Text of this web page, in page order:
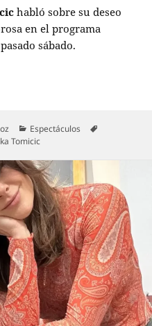
habló sobre su deseo
en el programa
sábado.
habla sobre su anhelo
Categorías
Espectáculos
Tomicic